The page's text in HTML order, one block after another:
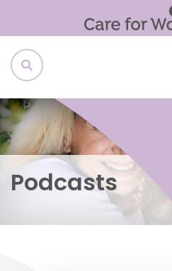
Podcasts